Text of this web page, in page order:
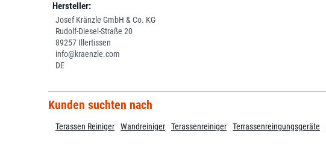
Hersteller:
Josef Kränzle GmbH & Co. KG
Rudolf-Diesel-Straße 20
89257 Illertissen
info@kraenzle.com
DE
Kunden suchten nach
Terassen Reiniger Wandreiniger Terassenreiniger Terrassenreingungsgeräte